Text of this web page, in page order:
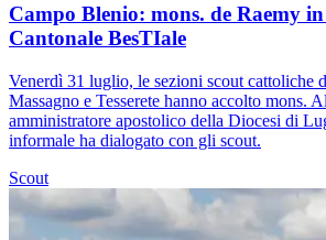
Campo Blenio: mons. de Raemy
Cantonale BesTIale
Venerdì 31 luglio, le sezioni scout cattoliche
Massagno e Tesserete hanno accolto mons.
amministratore apostolico della Diocesi di
informale ha dialogato con gli scout.
Scout